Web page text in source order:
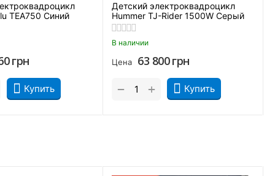
LED задние фонари
TEA750 Синий
грн
Купить
Детский электроквадроцикл
Hummer TJ-Rider 1500W Серый
В наличии
Цена 63 800грн
Купить
+
−